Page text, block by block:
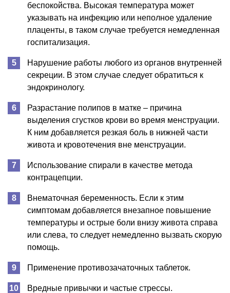
беспокойства. Высокая температура может
указывать на инфекцию или неполное удаление
плаценты, в таком случае требуется немедленная
госпитализация.
Нарушение работы любого из органов внутренней
секреции. В этом случае следует обратиться к
эндокринологу.
Разрастание полипов в матке – причина
выделения сгустков крови во время менструации.
К ним добавляется резкая боль в нижней части
живота и кровотечения вне менструации.
Использование спирали в качестве метода
контрацепции.
Внематочная беременность. Если к этим
симптомам добавляется внезапное повышение
температуры и острые боли внизу живота справа
или слева, то следует немедленно вызвать скорую
помощь.
Применение противозачаточных таблеток.
Вредные привычки и частые стрессы.